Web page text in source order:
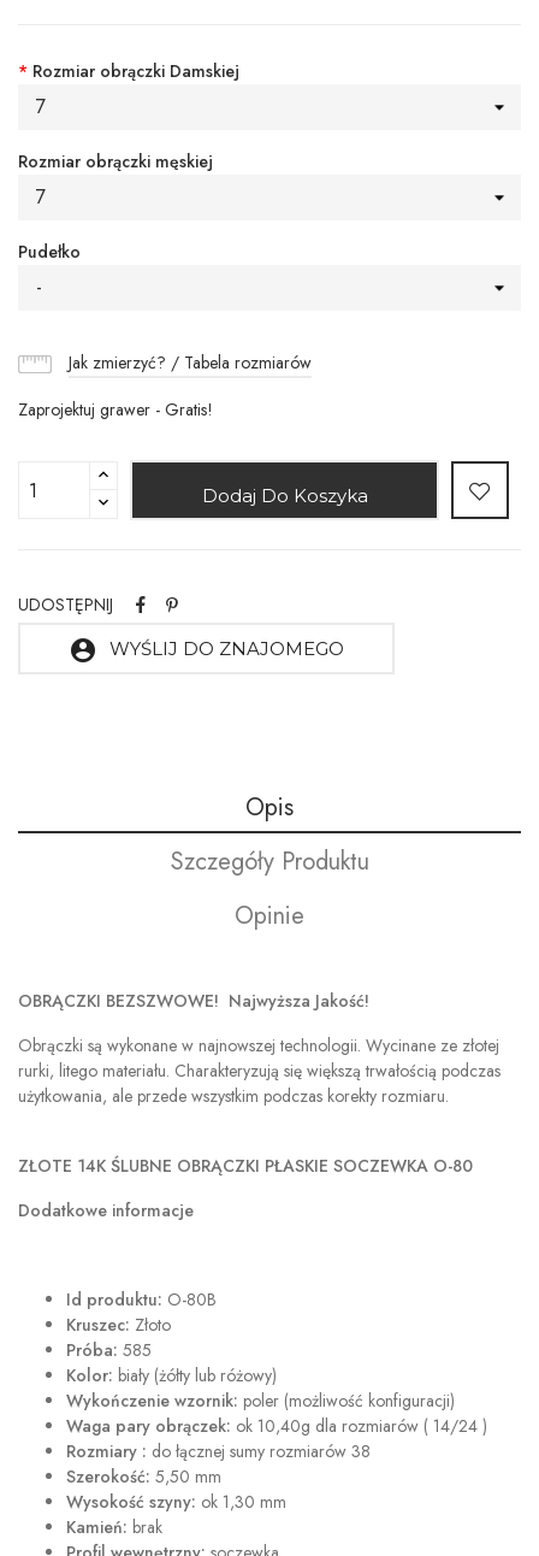
* Rozmiar obrączki Damskiej
7
Rozmiar obrączki męskiej
7
Pudełko
-
Jak zmierzyć? / Tabela rozmiarów
Zaprojektuj grawer - Gratis!
Dodaj Do Koszyka
UDOSTĘPNIJ
account_circle WYŚLIJ DO ZNAJOMEGO
Opis
Szczegóły Produktu
Opinie
OBRĄCZKI BEZSZWOWE! Najwyższa Jakość!
Obrączki są wykonane w najnowszej technologii. Wycinane ze złotej
rurki, litego materiału. Charakteryzują się większą trwałością podczas
użytkowania, ale przede wszystkim podczas korekty rozmiaru.
ZŁOTE 14K ŚLUBNE OBRĄCZKI PŁASKIE SOCZEWKA O-80
Dodatkowe informacje
Id produktu: O-80B
Kruszec: Złoto
Próba: 585
Kolor: biały (żółty lub różowy)
Wykończenie wzornik: poler (możliwość konfiguracji)
Waga pary obrączek: ok 10,40g dla rozmiarów ( 14/24 )
Rozmiary : do łącznej sumy rozmiarów 38
Szerokość: 5,50 mm
Wysokość szyny: ok 1,30 mm
Kamień: brak